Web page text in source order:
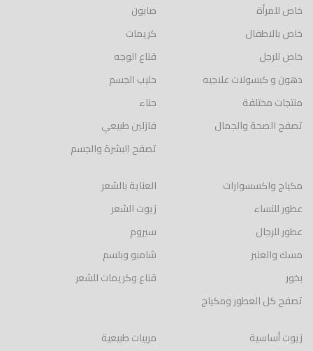
خاص للمرأة
خاص بالاطفال
خاص للرجل
دهون و كبسولات علاجيه
منتجات مختلفة
تصفح الصحة والجمال
صابون
كريمات
قناع الوجه
حليب الجسم
حناء
فازلين طبيعي
تصفح البشرة والجسم
مكياج واكسسوارات
عطور للنساء
عطور للرجال
مسك والعنبر
بخور
تصفح كل العطور ومكياج
العناية بالشعر
زيوت الشعر
سيروم
شامبو وبلسم
قناع وكريمات للشعر
زيوت أساسية مربيات طبيعية